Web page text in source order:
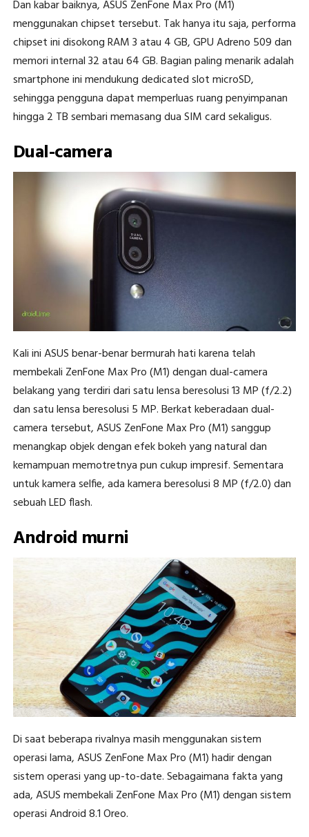
Dan kabar baiknya, ASUS ZenFone Max Pro (M1)
menggunakan chipset tersebut. Tak hanya itu saja, performa
chipset ini disokong RAM 3 atau 4 GB, GPU Adreno 509 dan
memori internal 32 atau 64 GB. Bagian paling menarik adalah
smartphone ini mendukung dedicated slot microSD,
sehingga pengguna dapat memperluas ruang penyimpanan
hingga 2 TB sembari memasang dua SIM card sekaligus.
Dual-camera
Kali ini ASUS benar-benar bermurah hati karena telah
membekali ZenFone Max Pro (M1) dengan dual-camera
belakang yang terdiri dari satu lensa beresolusi 13 MP (f/2.2)
dan satu lensa beresolusi 5 MP. Berkat keberadaan dual-
camera tersebut, ASUS ZenFone Max Pro (M1) sanggup
menangkap objek dengan efek bokeh yang natural dan
kemampuan memotretnya pun cukup impresif. Sementara
untuk kamera selfie, ada kamera beresolusi 8 MP (f/2.0) dan
sebuah LED flash.
Android murni
Di saat beberapa rivalnya masih menggunakan sistem
operasi lama, ASUS ZenFone Max Pro (M1) hadir dengan
sistem operasi yang up-to-date. Sebagaimana fakta yang
ada, ASUS membekali ZenFone Max Pro (M1) dengan sistem
operasi Android 8.1 Oreo.